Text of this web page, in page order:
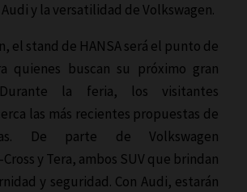
y la versatilidad de Volkswagen.
el stand de HANSA será el punto de
quienes buscan su próximo gran
Durante la feria, los visitantes
las más recientes propuestas de
De parte de Volkswagen
y Tera, ambos SUV que brindan
y seguridad. Con Audi, estarán